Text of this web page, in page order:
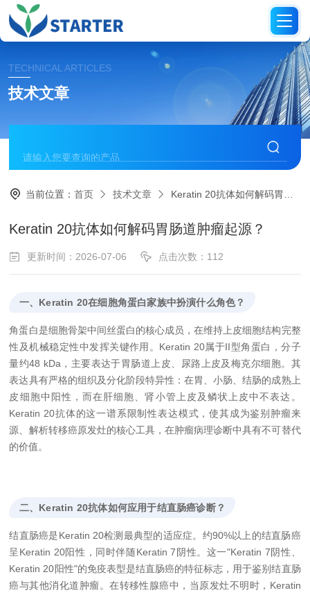
TECHNICAL ARTICLES
技术文章
当前位置：首页 技术文章 Keratin 20抗体如何解码胃肠道肿瘤起源？
Keratin 20抗体如何解码胃肠道肿瘤起源？
更新时间：2026-07-06 点击次数：112
一、Keratin 20在细胞角蛋白家族中扮演什么角色？
角蛋白是细胞骨架中间丝蛋白的核心成员，在维持上皮细胞结构完整
性及机械稳定性中发挥关键作用。Keratin 20属于II型角蛋白，分子
量约48 kDa，主要表达于胃肠道上皮、尿路上皮及梅克尔细胞。其
表达具有严格的组织及分化阶段特异性：在胃、小肠、结肠的成熟上
皮细胞中阳性，而在肝细胞、肾小管上皮及鳞状上皮中不表达。
Keratin 20抗体的这一谱系限制性表达模式，使其成为鉴别肿瘤来
源、解析转移癌原发灶的核心工具，在肿瘤病理诊断中具有不可替代
的价值。
二、Keratin 20抗体如何应用于结直肠癌诊断？
结直肠癌是Keratin 20检测最典型的适应症。约90%以上的结直肠癌
呈Keratin 20阳性，同时伴随Keratin 7阴性。这一"Keratin 7阴性、
Keratin 20阳性"的免疫表型是结直肠癌的特征标志，用于鉴别结直肠
癌与其他消化道肿瘤。在转移性腺癌中，当原发灶不明时，Keratin